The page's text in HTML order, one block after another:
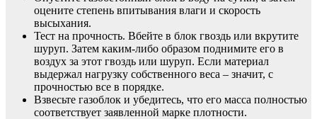
оцените степень впитывания влаги и скорость
высыхания.
Тест на прочность. Вбейте в блок гвоздь или вкрутите
шуруп. Затем каким-либо образом поднимите его в
воздух за этот гвоздь или шуруп. Если материал
выдержал нагрузку собственного веса – значит, с
прочностью все в порядке.
Взвесьте газоблок и убедитесь, что его масса полностью
соответствует заявленной марке плотности.